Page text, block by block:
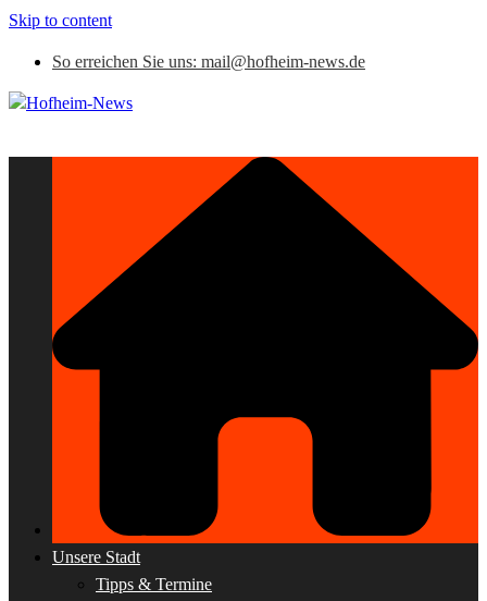
Skip to content
So erreichen Sie uns: mail@hofheim-news.de
Unsere Stadt
Tipps & Termine